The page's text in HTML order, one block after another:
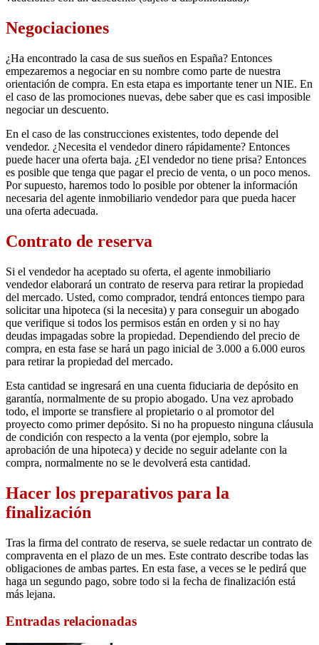
Negociaciones
¿Ha encontrado la casa de sus sueños en España? Entonces
empezaremos a negociar en su nombre como parte de nuestra
orientación de compra. En esta etapa es importante tener un NIE. En
el caso de las promociones nuevas, debe saber que es casi imposible
negociar un descuento.
En el caso de las construcciones existentes, todo depende del
vendedor. ¿Necesita el vendedor dinero rápidamente? Entonces
puede hacer una oferta baja. ¿El vendedor no tiene prisa? Entonces
es posible que tenga que pagar el precio de venta, o un poco menos.
Por supuesto, haremos todo lo posible por obtener la información
necesaria del agente inmobiliario vendedor para que pueda hacer
una oferta adecuada.
Contrato de reserva
Si el vendedor ha aceptado su oferta, el agente inmobiliario
vendedor elaborará un contrato de reserva para retirar la propiedad
del mercado. Usted, como comprador, tendrá entonces tiempo para
solicitar una hipoteca (si la necesita) y para conseguir un abogado
que verifique si todos los permisos están en orden y si no hay
deudas impagadas sobre la propiedad. Dependiendo del precio de
compra, en esta fase se hará un pago inicial de 3.000 a 6.000 euros
para retirar la propiedad del mercado.
Esta cantidad se ingresará en una cuenta fiduciaria de depósito en
garantía, normalmente de su propio abogado. Una vez aprobado
todo, el importe se transfiere al propietario o al promotor del
proyecto como primer depósito. Si no ha propuesto ninguna cláusula
de condición con respecto a la venta (por ejemplo, sobre la
aprobación de una hipoteca) y decide no seguir adelante con la
compra, normalmente no se le devolverá esta cantidad.
Hacer los preparativos para la
finalización
Tras la firma del contrato de reserva, se suele redactar un contrato de
compraventa en el plazo de un mes. Este contrato describe todas las
obligaciones de ambas partes. En esta fase, a veces se le pedirá que
haga un segundo pago, sobre todo si la fecha de finalización está
más lejana.
Entradas relacionadas